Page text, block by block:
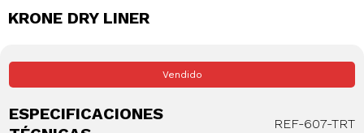
KRONE DRY LINER
Vendido
ESPECIFICACIONES
REF-607-TRT